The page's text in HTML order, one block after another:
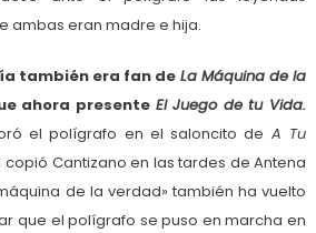
ambas eran madre e hija.
también era fan de La Máquina de la
ahora presente El Juego de tu Vida.
el polígrafo en el saloncito de A Tu
Cantizano en las tardes de Antena
de la verdad» también ha vuelto
que el polígrafo se puso en marcha en